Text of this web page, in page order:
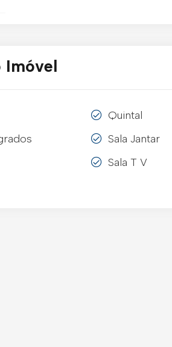
Imóvel
Quintal
Sala Jantar
Sala T V